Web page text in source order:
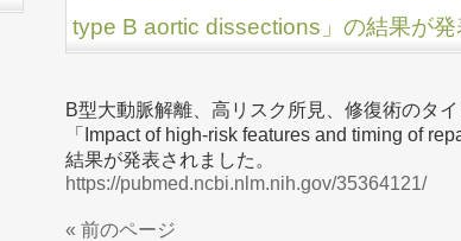
type B aortic dissections」の結果が発
B型大動脈解離、高リスク所見、修復術のタ
「Impact of high-risk features and timing of
結果が発表されました。
https://pubmed.ncbi.nlm.nih.gov/35364121/
« 前のページ